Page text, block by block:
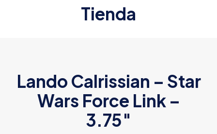
Tienda
Lando Calrissian – Star
Wars Force Link –
3.75″